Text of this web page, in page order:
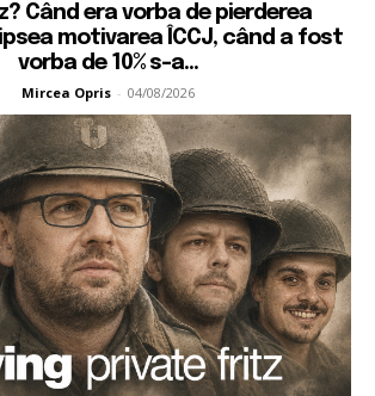
Când era vorba de pierderea
motivarea ÎCCJ, când a fost
vorba de 10% s-a...
Mircea Opris - 04/08/2026